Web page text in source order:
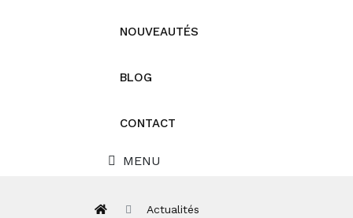
NOUVEAUTÉS
BLOG
CONTACT
MENU
Actualités